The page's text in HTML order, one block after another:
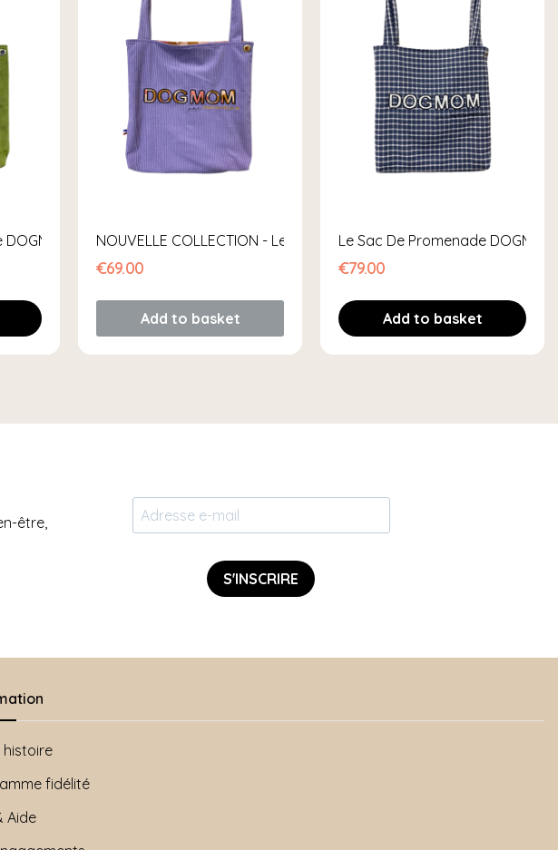
NOUVELLE COLLECTION - Le Sac De Promenade DOGMOM
€69.00
Add to basket
Le Sac De Promenade DOGMOM
€79.00
Add to basket
être,
S'INSCRIRE
histoire
fidélité
Aide